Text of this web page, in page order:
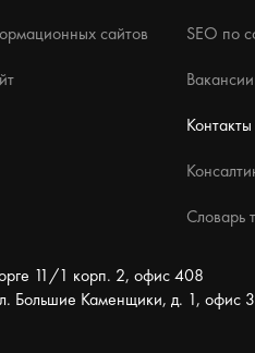
сайтов SEO по
Вакансии
Контакты
Словарь
11/1 корп. 2, офис 408
Большие Каменщики, д. 1, офис